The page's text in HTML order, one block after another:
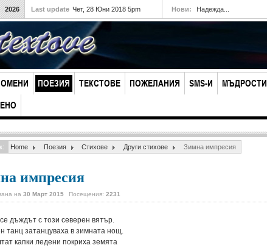
2026 Last update Чет, 28 Юни 2018 5pm Нови: Надежда...
ПОЕЗИЯ ТЕКСТОВЕ ПОЖЕЛАНИЯ SMS-И МЪДРОСТИ
Home Поезия Стихове Други стихове Зимна импресия
импресия
на 30 Март 2015 Посещения: 2231
дъждът с този северен вятър.
танц затанцуваха в зимната нощ.
капки ледени покриха земята